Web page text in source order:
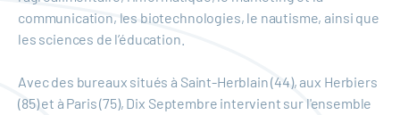
communication, les biotechnologies, le nautisme, ainsi que
les sciences de l’éducation.
Avec des bureaux situés à Saint-Herblain (44), aux Herbiers
(85) et à Paris (75), Dix Septembre intervient sur l'ensemble